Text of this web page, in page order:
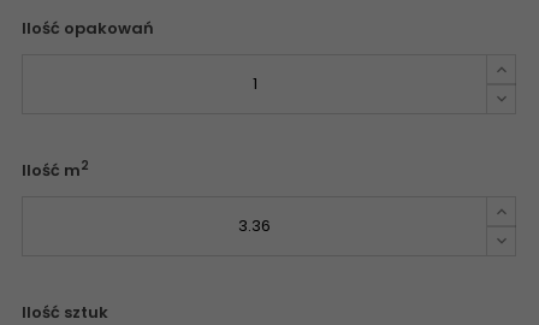
Ilość opakowań
Ilość m2
Ilość sztuk